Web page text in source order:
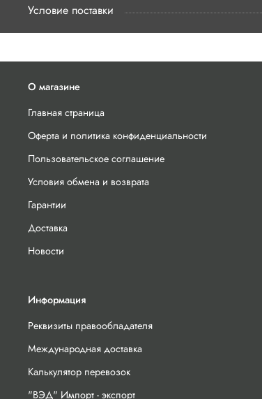
Условие поставки
О магазине
Главная страница
Оферта и политика конфиденциальности
Пользовательское соглашение
Условия обмена и возврата
Гарантии
Доставка
Новости
Информация
Реквизиты правообладателя
Международная доставка
Калькулятор перевозок
"ВЭД" Импорт - экспорт